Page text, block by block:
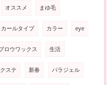
オススメ まゆ毛
カールタイプ カラー eye
ロウワックス 生活
ステ 新春 パラジェル